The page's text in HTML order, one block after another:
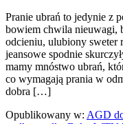
Pranie ubrań to jedynie z
bowiem chwila nieuwagi,
odcieniu, ulubiony sweter
jeansowe spodnie
mamy mnóstwo ubrań,
co wymagają prania w
dobra […]
Opublikowany w: AGD